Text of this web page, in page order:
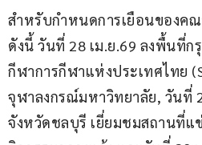
สำหรับกำหนดการเยือนของค
ดังนี้ วันที่ 28 เม.ย.69 ลงพื้นที่
กีฬาการกีฬาแห่งประเทศไทย
จุฬาลงกรณ์มหาวิทยาลัย, วันที่
จังหวัดชลบุรี เยี่ยมชมสถานที่แ